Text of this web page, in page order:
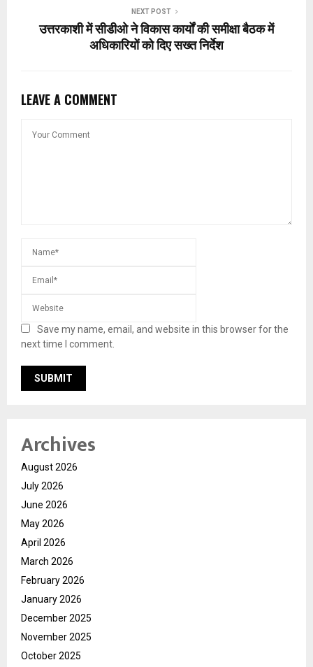
NEXT POST
उत्तरकाशी में सीडीओ ने विकास कार्यों की समीक्षा बैठक में
अधिकारियों को दिए सख्त निर्देश
LEAVE A COMMENT
Save my name, email, and website in this browser for the
next time I comment.
Archives
August 2026
July 2026
June 2026
May 2026
April 2026
March 2026
February 2026
January 2026
December 2025
November 2025
October 2025